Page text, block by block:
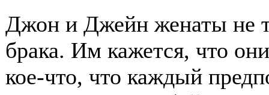
Джон и Джейн женаты не
брака. Им кажется, что
кое-что, что каждый